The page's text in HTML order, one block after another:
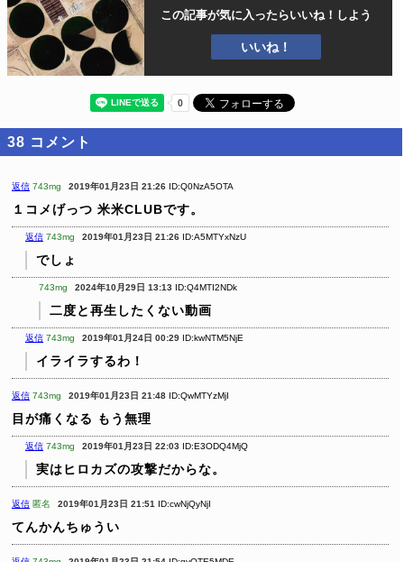
この記事が気に入ったらいいね！しよう
いいね！
38 コメント
返信 743mg 2019年01月23日 21:26 ID:Q0NzA5OTA
１コメげっつ 米米CLUBです。
返信 743mg 2019年01月23日 21:26 ID:A5MTYxNzU
でしょ
743mg 2024年10月29日 13:13 ID:Q4MTI2NDk
二度と再生したくない動画
返信 743mg 2019年01月24日 00:29 ID:kwNTM5NjE
イライラするわ！
返信 743mg 2019年01月23日 21:48 ID:QwMTYzMjI
目が痛くなる もう無理
返信 743mg 2019年01月23日 22:03 ID:E3ODQ4MjQ
実はヒロカズの攻撃だからな。
返信 匿名 2019年01月23日 21:51 ID:cwNjQyNjI
てんかんちゅうい